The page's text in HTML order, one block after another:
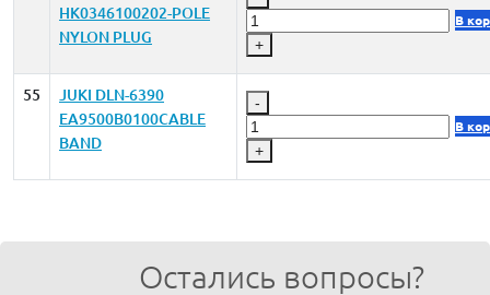
HK0346100202-POLE
NYLON PLUG
+
В
55
JUKI DLN-6390
EA9500B0100CABLE
BAND
-
+
В
Остались вопросы?